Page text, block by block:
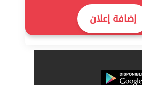
إضافة إعلان